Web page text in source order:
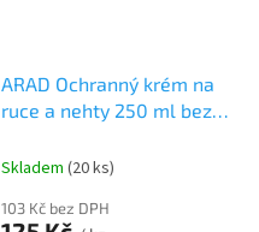
ARAD Ochranný krém na
ruce a nehty 250 ml bez
Skladem (20 ks)
103 Kč bez DPH